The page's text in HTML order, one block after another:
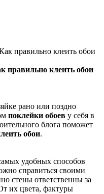
правильно клеить обои
рано или поздно
поклейки обоев у себя в
блога поможет
обои.
удобных способов
справиться своими
стены ответственны за
их цвета, фактуры